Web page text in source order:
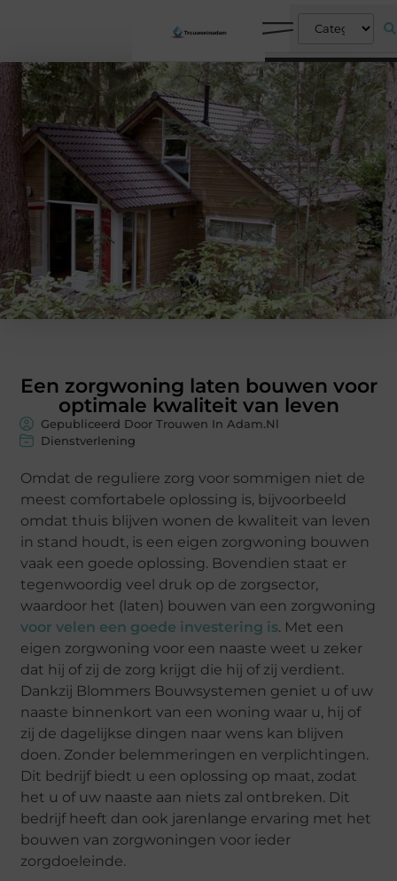
Een zorgwoning laten bouwen voor
optimale kwaliteit van leven
Gepubliceerd Door Trouwen In Adam.nl
Dienstverlening
Omdat de reguliere zorg voor sommigen niet de
meest comfortabele oplossing is, bijvoorbeeld
omdat thuis blijven wonen de kwaliteit van leven
in stand houdt, is een eigen zorgwoning bouwen
vaak een goede oplossing. Bovendien staat er
tegenwoordig veel druk op de zorgsector,
waardoor het (laten) bouwen van een zorgwoning
voor velen een goede investering is. Met een
eigen zorgwoning voor een naaste weet u zeker
dat hij of zij de zorg krijgt die hij of zij verdient.
Dankzij Blommers Bouwsystemen geniet u of uw
naaste binnenkort van een woning waar u, hij of
zij de dagelijkse dingen naar wens kan blijven
doen. Zonder belemmeringen en verplichtingen.
Dit bedrijf biedt u een oplossing op maat, zodat
het u of uw naaste aan niets zal ontbreken. Dit
bedrijf heeft dan ook jarenlange ervaring met het
bouwen van zorgwoningen voor ieder
zorgdoeleinde.